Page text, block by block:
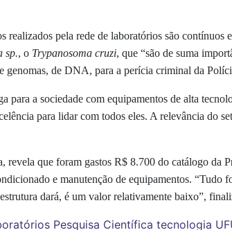
realizados pela rede de laboratórios são contínuos
sp., o Trypanosoma cruzi, que “são de suma
genomas, de DNA, para a perícia criminal da
para a sociedade com equipamentos de alta
para lidar com todos eles. A relevância do
revela que foram gastos R$ 8.700 do catálogo
e manutenção de equipamentos. “Tudo
dará, é um valor relativamente baixo”,
Pesquisa Científica tecnologia